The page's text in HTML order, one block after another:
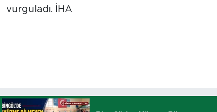
vurguladı. İHA